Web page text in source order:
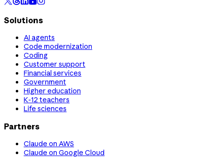
Solutions
AI agents
Code modernization
Coding
Customer support
Financial services
Government
Higher education
K-12 teachers
Life sciences
Partners
Claude on AWS
Claude on Google Cloud